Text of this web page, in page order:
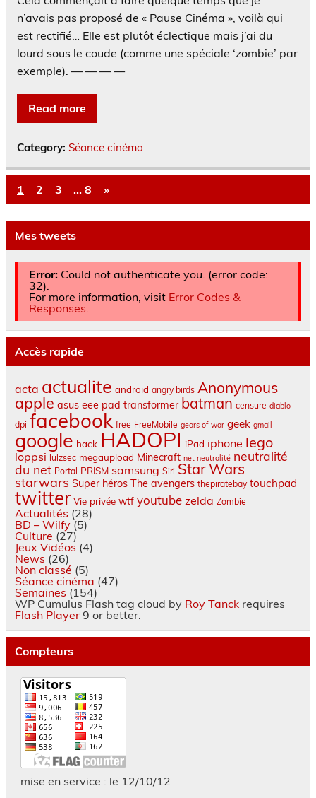
n’avais pas proposé de « Pause Cinéma », voilà qui
est rectifié… Elle est plutôt éclectique mais j’ai du
lourd sous le coude (comme une spéciale ‘zombie’ par
exemple). — — — —
Read more
Category: Séance cinéma
1 2 3 … 8 »
Mes tweets
Error:Could not authenticate you. (error code:
32).
For more information, visit Error Codes &
Responses.
Accès rapide
acta actualite android angry birds Anonymous
apple asus eee pad transformer batman censure diablo
dpi facebook free FreeMobile gears of war geek gmail
google hack HADOPI iPad iphone lego
loppsi lulzsec megaupload Minecraft net neutralité neutralité
du net Portal PRISM samsung Siri Star Wars
starwars Super héros The avengers thepiratebay touchpad
twitter Vie privée wtf youtube zelda Zombie
Actualités (28)
BD – Wilfy(5)
Culture (27)
Jeux Vidéos (4)
News (26)
Non classé (5)
Séance cinéma (47)
Semaines (154)
WP Cumulus Flash tag cloud by Roy Tanckrequires
Flash Player9 or better.
Compteurs
mise en service : le 12/10/12